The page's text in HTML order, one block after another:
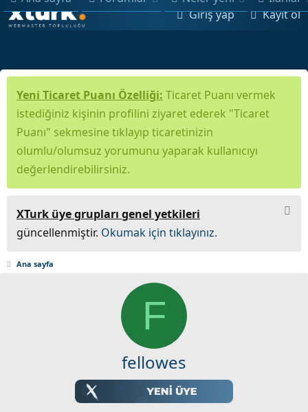
Giriş yap Kayıt ol
Yeni Ticaret Puanı Özelliği: Ticaret Puanı vermek
istediğiniz kişinin profilini ziyaret ederek "Ticaret
Puanı" sekmesine tıklayıp ticaretinizin
olumlu/olumsuz yorumunu yaparak kullanıcıyı
değerlendirebilirsiniz.
XTurk üye grupları genel yetkileri
güncellenmiştir. Okumak için tıklayınız.
Ana sayfa
F
fellowes